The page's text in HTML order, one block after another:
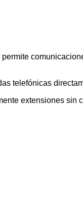
telefónicas
extensiones sin